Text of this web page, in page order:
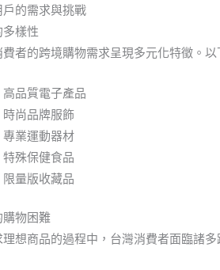
戶的需求與挑戰
樣性
費者的跨境購物需求呈現多元化特徵。以
高品質電子產品
時尚品牌服飾
專業運動器材
特殊保健食品
限量版收藏品
購物困難
想商品的過程中，台灣消費者面臨諸多